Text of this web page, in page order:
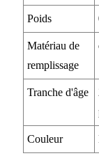
Poids
Matériau de
remplissage
Tranche d'âge
Couleur